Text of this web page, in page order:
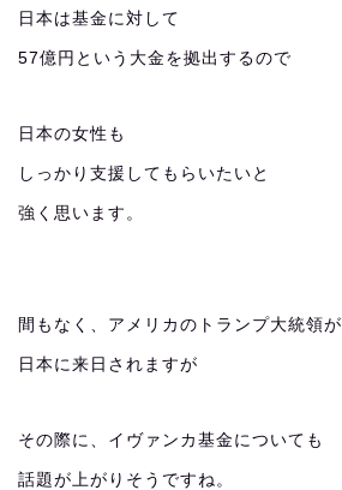
日本は基金に対して
57億円という大金を拠出するので
日本の女性も
しっかり支援してもらいたいと
強く思います。
間もなく、アメリカのトランプ大統領が
日本に来日されますが
その際に、イヴァンカ基金についても
話題が上がりそうですね。